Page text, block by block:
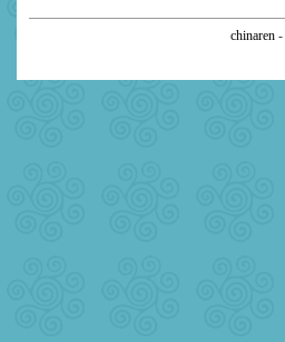
chinaren -